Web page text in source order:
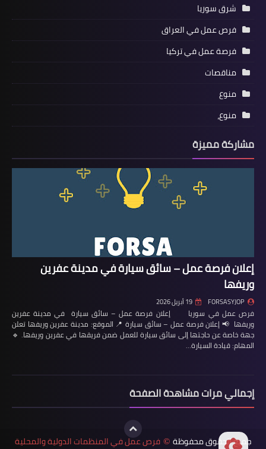
شرق سوريا
فرص عمل في العراق
فرصة عمل في تركيا
مناقصات
منوع
منوع،
مشاركة مميزة
إعلان فرصة عمل – سائق سيارة في مدينة عفرين
وريفها
FORSASYJOP 19 أبريل 2026
فرص عمل في سوريا إعلان فرصة عمل – سائق سيارة في مدينة عفرين
وريفها 📢 إعلان فرصة عمل – سائق سيارة 📍 الموقع: مدينة عفرين وريفها تعلن
جهة خاصة عن حاجتها إلى سائق سيارة للعمل ضمن فريقها في عفرين وريفها. 🔹
المهام: قيادة السيارة…
إجمالي مرات مشاهدة الصفحة
جميع الحقوق محفوظة © فرص عمل في المنظمات الدولية والمحلية